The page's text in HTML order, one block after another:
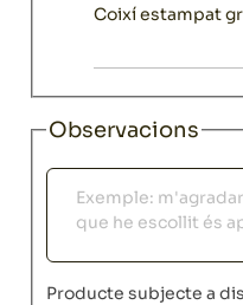
Coixí estampat
Observacions
Observacions
Producte subjecte a